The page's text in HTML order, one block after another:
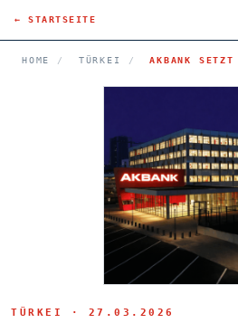
← STARTSEITE
HOME / TÜRKEI / AKBANK SETZT
TÜRKEI · 27.03.2026